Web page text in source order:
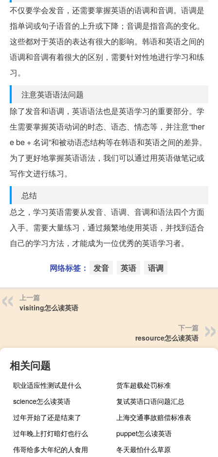
不仅要学会发音，还需要掌握英语的语调和音调。语调是
指单词或句子语音的上升或下降；音调是指音高的变化。
这些都对于英语的表达有很大的影响。韩语和英语之间的
语调和音调有着很大的区别，需要针对性地进行学习和练
习。
注意英语语法问题
除了发音和语调，英语语法也是英语学习的重要部分。学
生需要掌握英语动词的时态、语态、情态等，并注意“ther
e be + 名词”和被动语态结构等在韩语和英语之间的差异。
为了更好地掌握英语语法，我们可以通过用英语做笔记或
写作文进行练习。
总结
总之，学习英语需要从发音、语调、音调和语法四个方面
入手。需要大量练习，通过频繁地使用英语，并找到适合
自己的学习方法，才能成为一位优秀的英语学习者。
网络标签： 发音 英语 语调
上一篇
visiting怎么读英语
下一篇
resource怎么读英语
相关问题
职业适应性测试是什么
货车超载处罚标准
science怎么读英语
复试英语口语问题汇总
过年开始了还是结束了
上海交通事故赔偿标准表
过年晚上打灯暗灯也行么
puppet怎么读英语
伟哥给多大年纪的人食用
冬天最怕什么草原